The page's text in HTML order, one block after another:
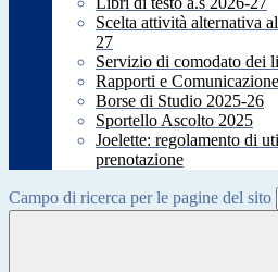
Scelta attività alternativa
27
Servizio di comodato dei
Rapporti e
Borse di Studio 2025-26
Sportello Ascolto 2025
Joelette: regolamento di
prenotazione
Campo di ricerca per le pagine del sito